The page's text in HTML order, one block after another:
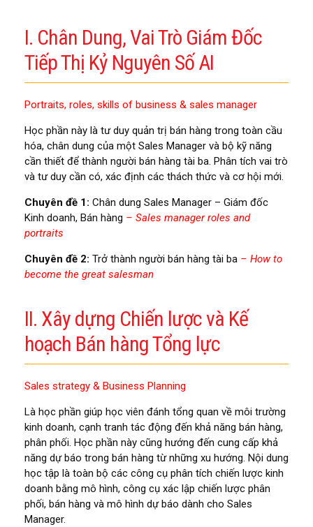
I. Chân Dung, Vai Trò Giám Đốc
Tiếp Thị Kỷ Nguyên Số AI
Portraits, roles, skills of business & sales manager
Học phần này là tư duy quản trị bán hàng trong toàn cầu
hóa, chân dung của một Sales Manager và bộ kỹ năng
cần thiết để thành người bán hàng tài ba. Phân tích vai trò
và tư duy cần có, xác định các thách thức và cơ hội mới.
Chuyên đề 1: Chân dung Sales Manager – Giám đốc
Kinh doanh, Bán hàng – Sales manager roles and
portraits
Chuyên đề 2: Trở thành người bán hàng tài ba – How to
become the great salesman
II. Xây dựng Chiến lược và Kế
hoạch Bán hàng Tổng lực
Sales strategy & Business Planning
Là học phần giúp học viên đánh tổng quan về môi trường
kinh doanh, cạnh tranh tác động đến khả năng bán hàng,
phân phối. Học phần này cũng hướng đến cung cấp khả
năng dự báo trong bán hàng từ những xu hướng. Nội dung
học tập là toàn bộ các công cụ phân tích chiến lược kinh
doanh bằng mô hình, công cụ xác lập chiến lược phân
phối, bán hàng và mô hình dự báo dành cho Sales
Manager.